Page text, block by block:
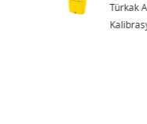
Bakım ve
Hizmetleri